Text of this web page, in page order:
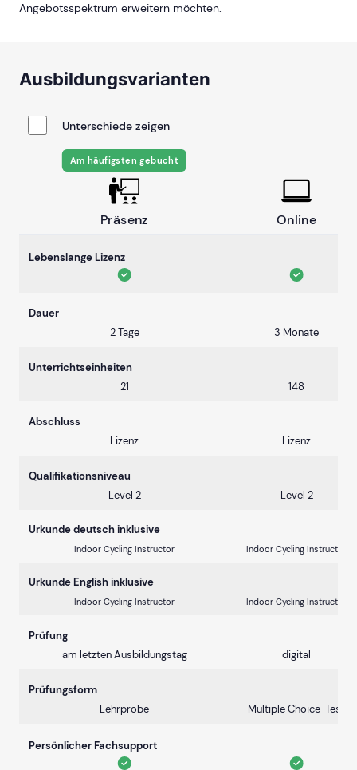
Angebotsspektrum erweitern möchten.
Ausbildungsvarianten
Unterschiede zeigen
Präsenz
Am häufigsten gebucht
Online
Lebenslange Lizenz
Dauer
2 Tage
3 Monate
Unterrichtseinheiten
21
148
Abschluss
Lizenz
Lizenz
Qualifikationsniveau
Level 2
Level 2
Urkunde deutsch inklusive
Indoor Cycling Instructor Indoor Cycling Instructor
Urkunde English inklusive
Indoor Cycling Instructor Indoor Cycling Instructor
Prüfung
am letzten Ausbildungstag
digital
Prüfungsform
Lehrprobe
Multiple Choice-Test
Persönlicher Fachsupport